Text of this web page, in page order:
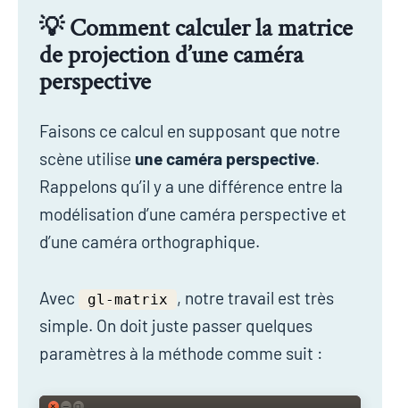
💡 Comment calculer la matrice
de projection d’une caméra
perspective
Faisons ce calcul en supposant que notre
scène utilise une caméra perspective.
Rappelons qu’il y a une différence entre la
modélisation d’une caméra perspective et
d’une caméra orthographique.
Avec gl-matrix
, notre travail est très
simple. On doit juste passer quelques
paramètres à la méthode comme suit :